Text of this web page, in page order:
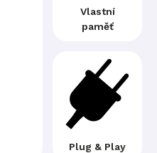
Vlastní
paměť
Plug & Play